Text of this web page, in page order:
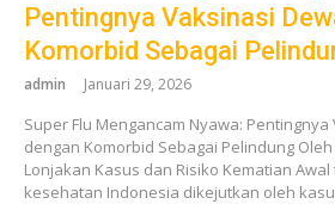
Pentingnya Vaksinasi
Komorbid Sebagai
admin Januari 29, 2026
Super Flu Mengancam Nyawa:
dengan Komorbid Sebagai Pelindung
Lonjakan Kasus dan Risiko Kematian
kesehatan Indonesia dikejutkan oleh